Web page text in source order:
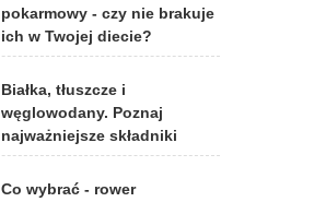
pokarmowy - czy nie brakuje
ich w Twojej diecie?
Białka, tłuszcze i
węglowodany. Poznaj
najważniejsze składniki
Co wybrać - rower